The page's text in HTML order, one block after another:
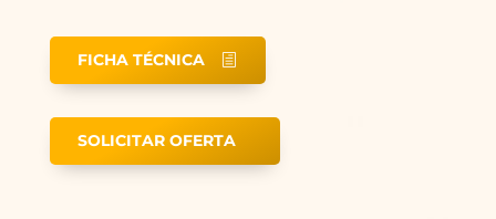
FICHA TÉCNICA
SOLICITAR OFERTA